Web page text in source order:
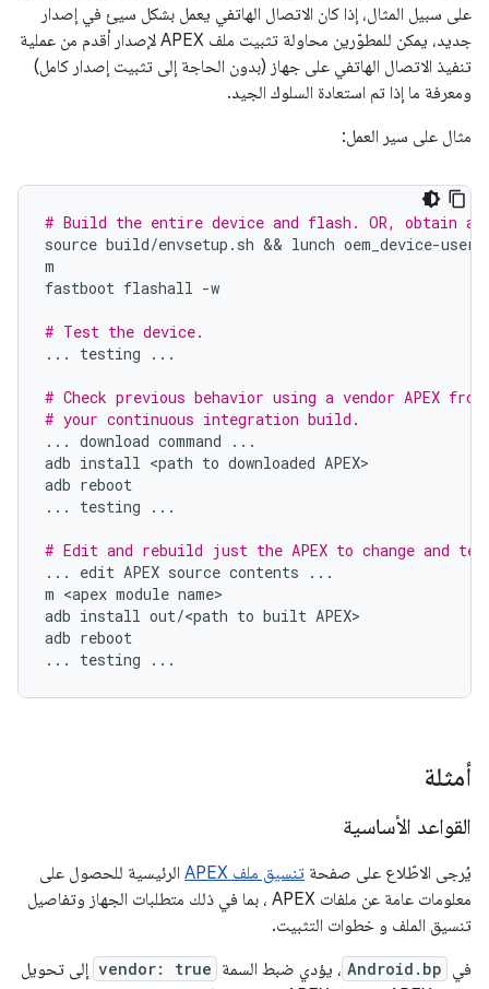
على سبيل المثال، إذا كان الاتصال الهاتفي يعمل بشكل سيئ في إصدار
جديد، يمكن للمطوّرين محاولة تثبيت ملف APEX لإصدار أقدم من عملية
تنفيذ الاتصال الهاتفي على جهاز (بدون الحاجة إلى تثبيت إصدار كامل)
ومعرفة ما إذا تم استعادة السلوك الجيد.
مثال على سير العمل:
# Build the entire device and flash. OR, obtain
source build/envsetup . sh && lunch oem_device-
m
fastboot flashall -w
# Test the device.
...
testing ...
# Check previous behavior using a vendor APEX
# your continuous integration build.
... download command
...
adb install <path to downloaded APEX
adb reboot
...
testing ...
# Edit and rebuild just the APEX to change and
...
edit APEX source contents
...
m <apex module name
adb install out/<path to built APEX
adb reboot
...
testing ...
أمثلة
القواعد الأساسية
يُرجى الاطّلاع على صفحة تنسيق ملف APEX
الرئيسية للحصول على
معلومات عامة عن ملفات APEX ، بما في ذلك متطلبات الجهاز وتفاصيل
تنسيق الملف و خطوات التثبيت.
في Android.bp ، يؤدي ضبط السمة vendor: true إلى تحويل